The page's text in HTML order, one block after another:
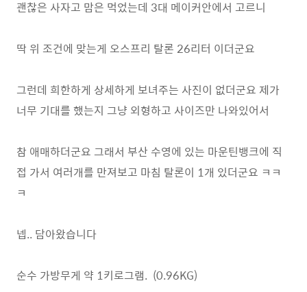
괜찮은 사자고 맘은 먹었는데 3대 메이커안에서 고르니
딱 위 조건에 맞는게 오스프리 탈론 26리터 이더군요
그런데 희한하게 상세하게 보녀주는 사진이 없더군요 제가
너무 기대를 했는지 그냥 외형하고 사이즈만 나와있어서
참 애매하더군요 그래서 부산 수영에 있는 마운틴뱅크에 직
접 가서 여러개를 만져보고 마침 탈론이 1개 있더군요 ㅋㅋ
ㅋ
넵.. 담아왔습니다
순수 가방무게 약 1키로그램. (0.96KG)